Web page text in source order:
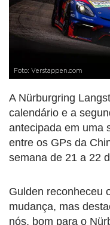
Foto: Verstappen.com
A Nürburgring
calendário e a
antecipada em uma
entre os GPs da
semana de 21 a 22
Gulden reconheceu
mudança, mas
nós, bom para o